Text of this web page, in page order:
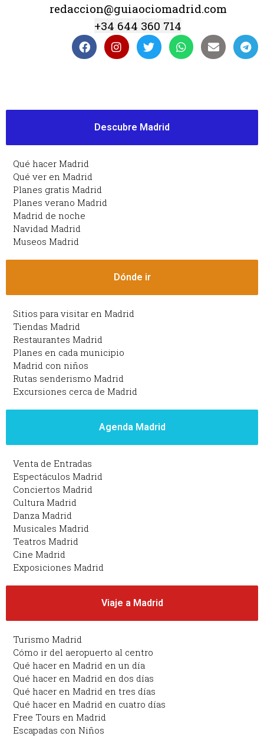
redaccion@guiaociomadrid.com
+34 644 360 714
Descubre Madrid
Qué hacer Madrid
Qué ver en Madrid
Planes gratis Madrid
Planes verano Madrid
Madrid de noche
Navidad Madrid
Museos Madrid
Dónde ir
Sitios para visitar en Madrid
Tiendas Madrid
Restaurantes Madrid
Planes en cada municipio
Madrid con niños
Rutas senderismo Madrid
Excursiones cerca de Madrid
Agenda Madrid
Venta de Entradas
Espectáculos Madrid
Conciertos Madrid
Cultura Madrid
Danza Madrid
Musicales Madrid
Teatros Madrid
Cine Madrid
Exposiciones Madrid
Viaje a Madrid
Turismo Madrid
Cómo ir del aeropuerto al centro
Qué hacer en Madrid en un día
Qué hacer en Madrid en dos días
Qué hacer en Madrid en tres días
Qué hacer en Madrid en cuatro días
Free Tours en Madrid
Escapadas con Niños